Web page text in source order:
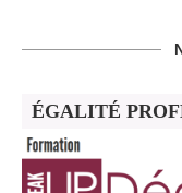
ÉGALITÉ